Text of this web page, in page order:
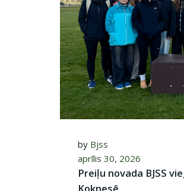
by Bjss
aprīlis 30, 2026
Preiļu novada BJSS
Koknesē